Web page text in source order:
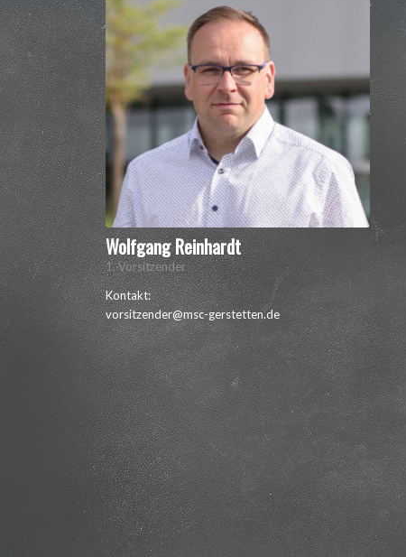
Wolfgang Reinhardt
1. Vorsitzender
Kontakt:
vorsitzender@msc-gerstetten.de